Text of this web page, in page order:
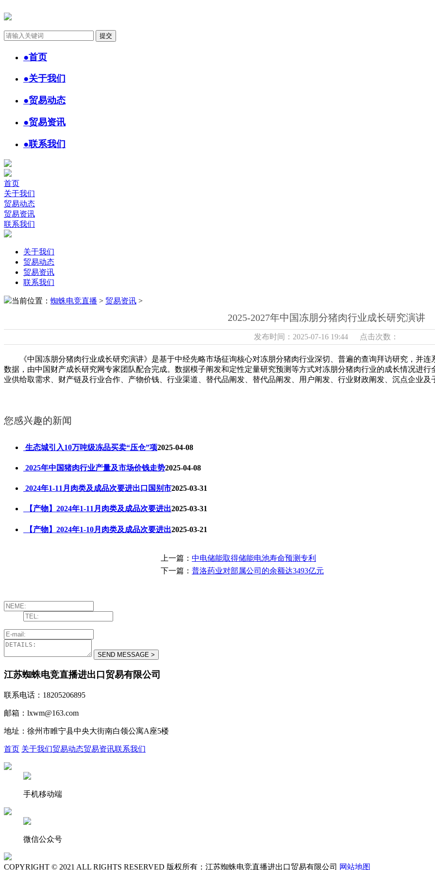
●首页
●关于我们
●贸易动态
●贸易资讯
●联系我们
首页
关于我们
贸易动态
贸易资讯
联系我们
关于我们
贸易动态
贸易资讯
联系我们
当前位置： 蜘蛛电竞直播 > 贸易资讯 >
2025-2027年中国冻朋分猪肉行业成长研究演讲
发布时间：2025-07-16 19:44 点击次数：
《中国冻朋分猪肉行业成长研究演讲》是基于中经先略市场征询核心对冻朋分猪肉行业深切、普遍的查询拜访研究，并连
数据，由中国财产成长研究网专家团队配合完成。数据模子阐发和定性定量研究预测等方式对冻朋分猪肉行业的成长情况进
业供给取需求、财产链及行业合作、产物价钱、行业渠道、替代品阐发、替代品阐发、用户阐发、行业财政阐发、沉点企业
您感兴趣的新闻
生态城引入10万吨级冻品买卖“压仓”项2025-04-08
2025年中国猪肉行业产量及市场价钱走势2025-04-08
2024年1-11月肉类及成品次要进出口国别市2025-03-31
【产物】2024年1-11月肉类及成品次要进出2025-03-31
【产物】2024年1-10月肉类及成品次要进出2025-03-21
上一篇： 中电储能取得储能电池寿命预测专利
下一篇： 普洛药业对部属公司的余额达3493亿元
江苏蜘蛛电竞直播进出口贸易有限公司
联系电话：18205206895
邮箱：lxwm@163.com
地址：徐州市睢宁县中央大街南白领公寓A座5楼
首页 关于我们贸易动态贸易资讯联系我们
手机移动端
微信公众号
COPYRIGHT © 2021 ALL RIGHTS RESERVED 版权所有：江苏蜘蛛电竞直播进出口贸易有限公司 网站地图